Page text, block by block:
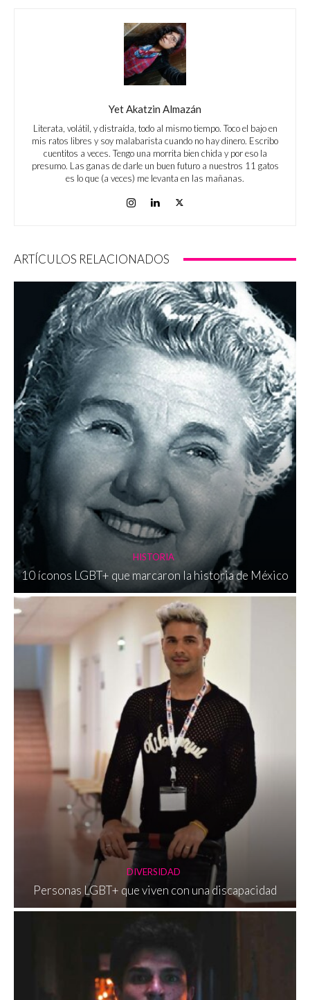
Yet Akatzin Almazán
Literata, volátil, y distraída, todo al mismo tiempo. Toco el bajo en
mis ratos libres y soy malabarista cuando no hay dinero. Escribo
cuentitos a veces. Tengo una morrita bien chida y por eso la
presumo. Las ganas de darle un buen futuro a nuestros 11 gatos
es lo que (a veces) me levanta en las mañanas.
ARTÍCULOS RELACIONADOS
HISTORIA
10 íconos LGBT+ que marcaron la historia de México
DIVERSIDAD
Personas LGBT+ que viven con una discapacidad